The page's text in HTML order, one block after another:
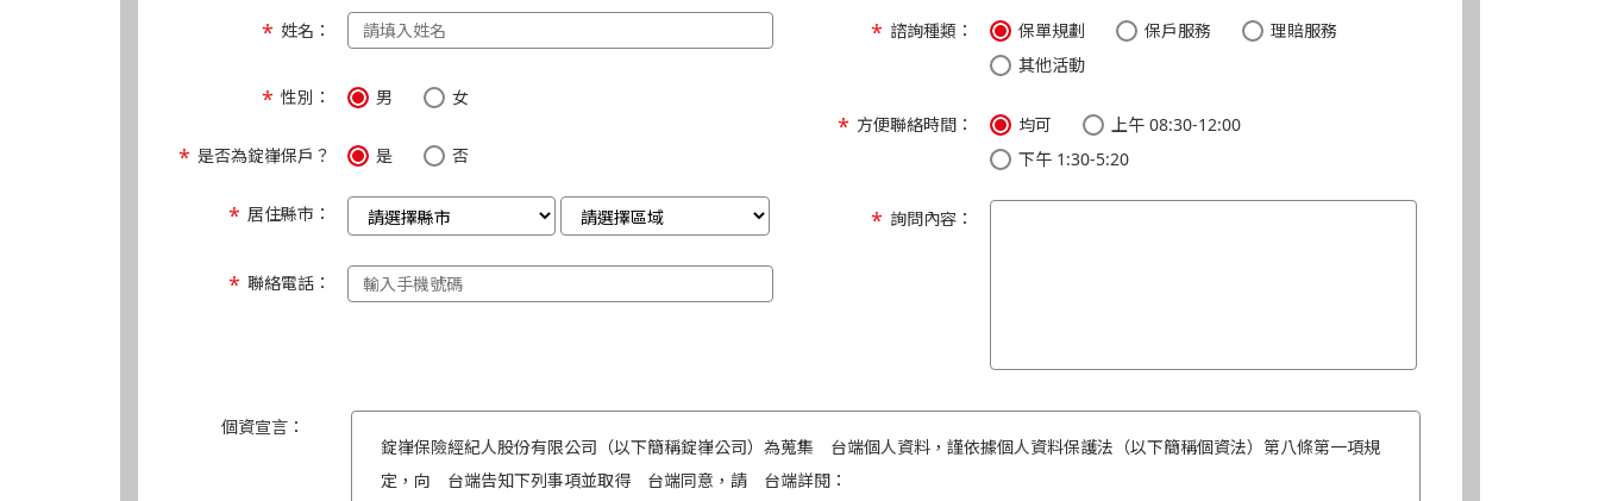
姓名：
性別： 男 女
是否為錠嵂保戶？ 是 否
居住縣市：
聯絡電話：
諮詢種類： 保單規劃 保戶服務
理賠服務
其他活動
方便聯絡時間： 均可
上午 08:30-12:00
下午 1:30-5:20
詢問內容：
個資宣言：
錠嵂保險經紀人股份有限公司（以下簡稱錠嵂公司）為蒐集 台端個人資料，謹依據個人資料保護法（以下簡稱個資法）第八條第一項規
定，向 台端告知下列事項並取得 台端同意，請 台端詳閱：